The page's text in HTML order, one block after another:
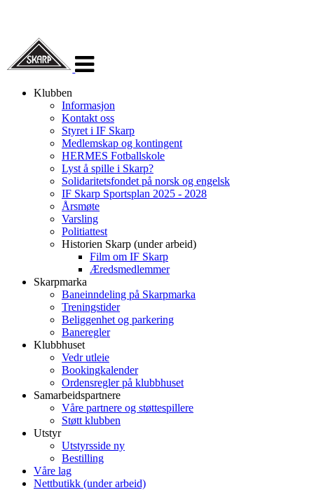
navigasjon
Klubben
Informasjon
Kontakt oss
Styret i IF Skarp
Medlemskap og kontingent
HERMES Fotballskole
Lyst å spille i Skarp?
Solidaritetsfondet på norsk og engelsk
IF Skarp Sportsplan 2025 - 2028
Årsmøte
Varsling
Politiattest
Historien Skarp (under arbeid)
Film om IF Skarp
Æredsmedlemmer
Skarpmarka
Baneinndeling på Skarpmarka
Treningstider
Beliggenhet og parkering
Baneregler
Klubbhuset
Vedr utleie
Bookingkalender
Ordensregler på klubbhuset
Samarbeidspartnere
Våre partnere og støttespillere
Støtt klubben
Utstyr
Utstyrsside ny
Bestilling
Våre lag
Nettbutikk (under arbeid)